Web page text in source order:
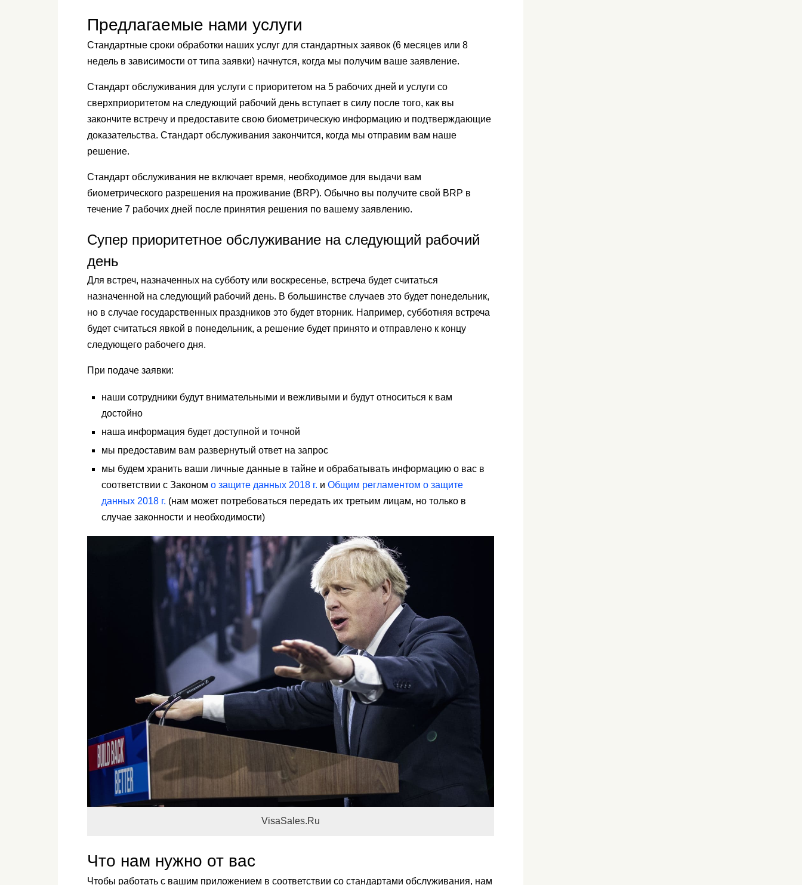
Предлагаемые нами услуги
Стандартные сроки обработки наших услуг для стандартных заявок (6 месяцев или 8
недель в зависимости от типа заявки) начнутся, когда мы получим ваше заявление.
Стандарт обслуживания для услуги с приоритетом на 5 рабочих дней и услуги со
сверхприоритетом на следующий рабочий день вступает в силу после того, как вы
закончите встречу и предоставите свою биометрическую информацию и подтверждающие
доказательства. Стандарт обслуживания закончится, когда мы отправим вам наше
решение.
Стандарт обслуживания не включает время, необходимое для выдачи вам
биометрического разрешения на проживание (BRP). Обычно вы получите свой BRP в
течение 7 рабочих дней после принятия решения по вашему заявлению.
Супер приоритетное обслуживание на следующий рабочий
день
Для встреч, назначенных на субботу или воскресенье, встреча будет считаться
назначенной на следующий рабочий день. В большинстве случаев это будет понедельник,
но в случае государственных праздников это будет вторник. Например, субботняя встреча
будет считаться явкой в ​​понедельник, а решение будет принято и отправлено к концу
следующего рабочего дня.
При подаче заявки:
наши сотрудники будут внимательными и вежливыми и будут относиться к вам
достойно
наша информация будет доступной и точной
мы предоставим вам развернутый ответ на запрос
мы будем хранить ваши личные данные в тайне и обрабатывать информацию о вас в
соответствии с Законом о защите данных 2018 г. и Общим регламентом о защите
данных 2018 г. (нам может потребоваться передать их третьим лицам, но только в
случае законности и необходимости)
VisaSales.Ru
Что нам нужно от вас
Чтобы работать с вашим приложением в соответствии со стандартами обслуживания, нам